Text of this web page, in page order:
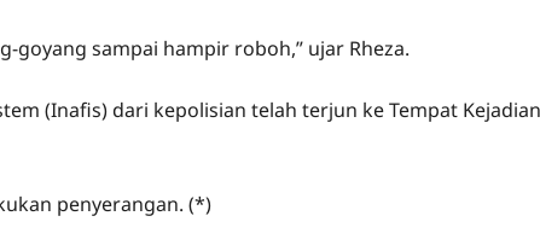
goyang sampai hampir roboh,” ujar Rheza.
(Inafis) dari kepolisian telah terjun ke Tempat Kejadian
penyerangan. (*)